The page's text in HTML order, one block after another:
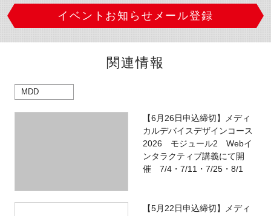
イベントお知らせメール登録
関連情報
MDD
【6月26日申込締切】メディ
カルデバイスデザインコース
2026 モジュール2 Webイ
ンタラクティブ講義にて開
催 7/4・7/11・7/25・8/1
【5月22日申込締切】メディ